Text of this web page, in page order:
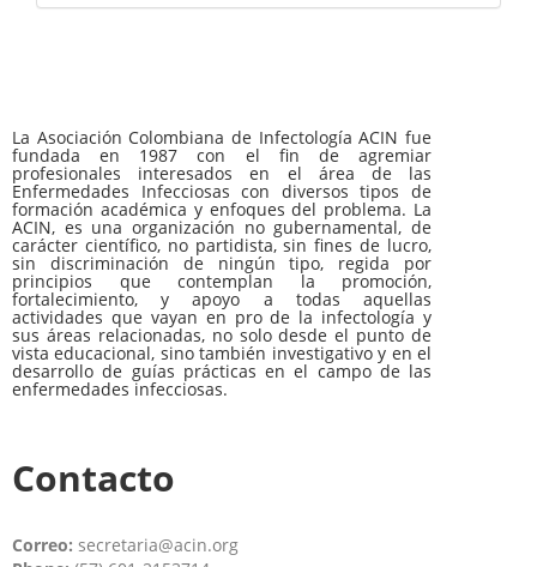
La Asociación Colombiana de Infectología ACIN fue
fundada en 1987 con el fin de agremiar
profesionales interesados en el área de las
Enfermedades Infecciosas con diversos tipos de
formación académica y enfoques del problema. La
ACIN, es una organización no gubernamental, de
carácter científico, no partidista, sin fines de lucro,
sin discriminación de ningún tipo, regida por
principios que contemplan la promoción,
fortalecimiento, y apoyo a todas aquellas
actividades que vayan en pro de la infectología y
sus áreas relacionadas, no solo desde el punto de
vista educacional, sino también investigativo y en el
desarrollo de guías prácticas en el campo de las
enfermedades infecciosas.
Contacto
Correo: secretaria@acin.org